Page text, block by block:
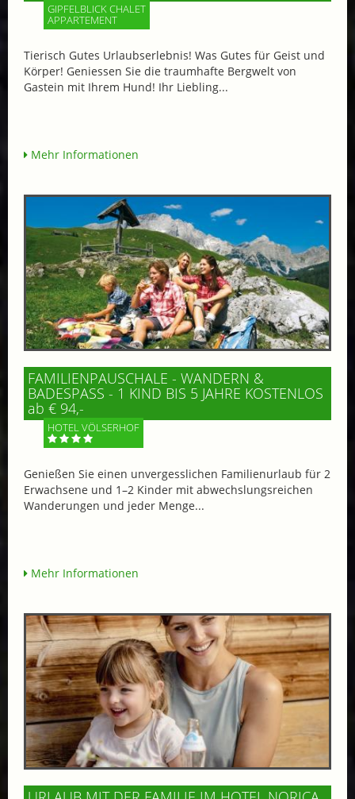
GIPFELBLICK CHALET
APPARTEMENT
Tierisch Gutes Urlaubserlebnis! Was Gutes für Geist und
Körper! Geniessen Sie die traumhafte Bergwelt von
Gastein mit Ihrem Hund! Ihr Liebling...
Mehr Informationen
FAMILIENPAUSCHALE - WANDERN &
BADESPASS - 1 KIND BIS 5 JAHRE KOSTENLOS
ab € 94,-
HOTEL VÖLSERHOF
Genießen Sie einen unvergesslichen Familienurlaub für 2
Erwachsene und 1–2 Kinder mit abwechslungsreichen
Wanderungen und jeder Menge...
Mehr Informationen